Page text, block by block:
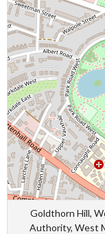
Goldthorn Hill,
Authority, West